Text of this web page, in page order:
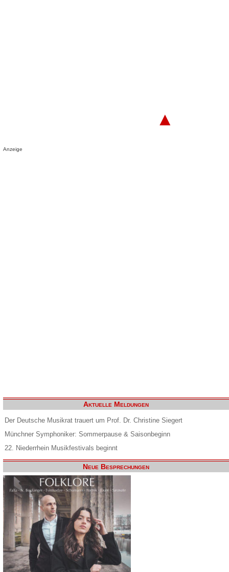
▲
Anzeige
Aktuelle Meldungen
Der Deutsche Musikrat trauert um Prof. Dr. Christine Siegert
Münchner Symphoniker: Sommerpause & Saisonbeginn
22. Niederrhein Musikfestivals beginnt
Neue Besprechungen